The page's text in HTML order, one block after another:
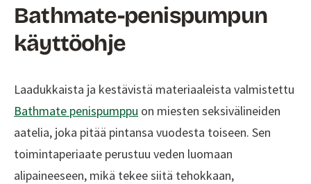
Bathmate-penispumpun
käyttöohje
Laadukkaista ja kestävistä materiaaleista valmistettu
Bathmate penispumppu on miesten seksivälineiden
aatelia, joka pitää pintansa vuodesta toiseen. Sen
toimintaperiaate perustuu veden luomaan
alipaineeseen, mikä tekee siitä tehokkaan,